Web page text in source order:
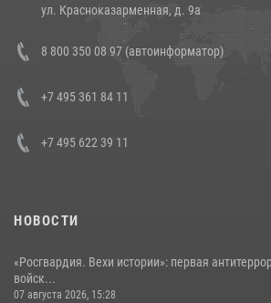
В Росгвардии прошла военно-научная
боевого опыта
ул. Красноказарменная, д. 9а
8 800 350 08 97 (автоинформатор)
+7 495 361 84 11
+7 495 622 39 11
НОВОСТИ
«Росгвардия. Вехи истории»: первая
войск...
07 августа 2026, 15:28